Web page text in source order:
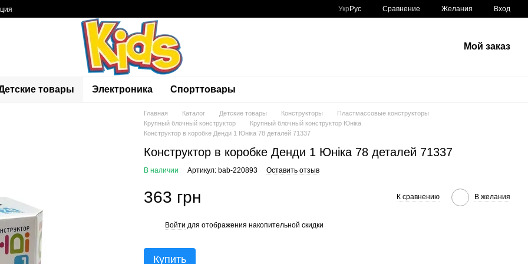
Укр Рус Сравнение Желания Вход
Мой заказ
товары Электроника Спорттовары
Главная Каталог Детские товары Конструкторы
Пластмассовые конструкторы
Крупный блочный конструктор
Крупный блочный конструктор Юніка
Конструктор в коробке Денди 1 Юніка 78 деталей 71337
Конструктор в коробке Денди 1 Юніка 78 деталей 71337
В наличии Артикул: bab-220893 Оставить отзыв
363 грн К сравнению В желания
Войти для отображения накопительной скидки
Купить